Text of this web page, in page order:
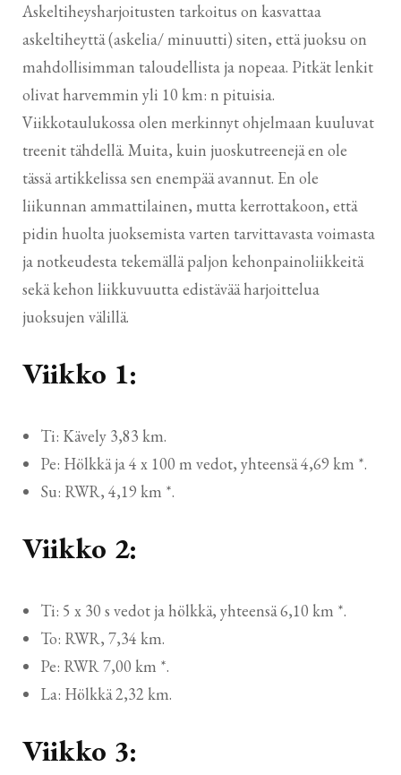
Askeltiheysharjoitusten tarkoitus on kasvattaa
askeltiheyttä (askelia/ minuutti) siten, että juoksu on
mahdollisimman taloudellista ja nopeaa. Pitkät lenkit
olivat harvemmin yli 10 km: n pituisia.
Viikkotaulukossa olen merkinnyt ohjelmaan kuuluvat
treenit tähdellä. Muita, kuin juoskutreenejä en ole
tässä artikkelissa sen enempää avannut. En ole
liikunnan ammattilainen, mutta kerrottakoon, että
pidin huolta juoksemista varten tarvittavasta voimasta
ja notkeudesta tekemällä paljon kehonpainoliikkeitä
sekä kehon liikkuvuutta edistävää harjoittelua
juoksujen välillä.
Viikko 1:
Ti: Kävely 3,83 km.
Pe: Hölkkä ja 4 x 100 m vedot, yhteensä 4,69 km *.
Su: RWR, 4,19 km *.
Viikko 2:
Ti: 5 x 30 s vedot ja hölkkä, yhteensä 6,10 km *.
To: RWR, 7,34 km.
Pe: RWR 7,00 km *.
La: Hölkkä 2,32 km.
Viikko 3: